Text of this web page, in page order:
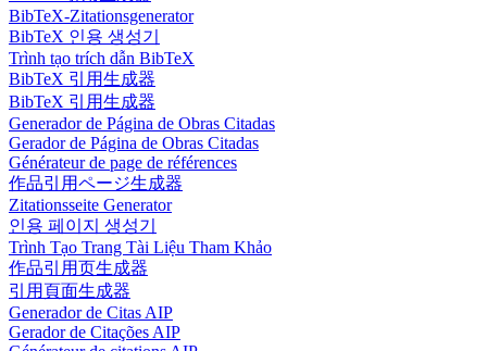
BibTeX-Zitationsgenerator
BibTeX 인용 생성기
Trình tạo trích dẫn BibTeX
BibTeX 引用生成器
BibTeX 引用生成器
Generador de Página de Obras Citadas
Gerador de Página de Obras Citadas
Générateur de page de références
作品引用ページ生成器
Zitationsseite Generator
인용 페이지 생성기
Trình Tạo Trang Tài Liệu Tham Khảo
作品引用页生成器
引用頁面生成器
Generador de Citas AIP
Gerador de Citações AIP